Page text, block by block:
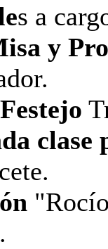
s a
y
clase